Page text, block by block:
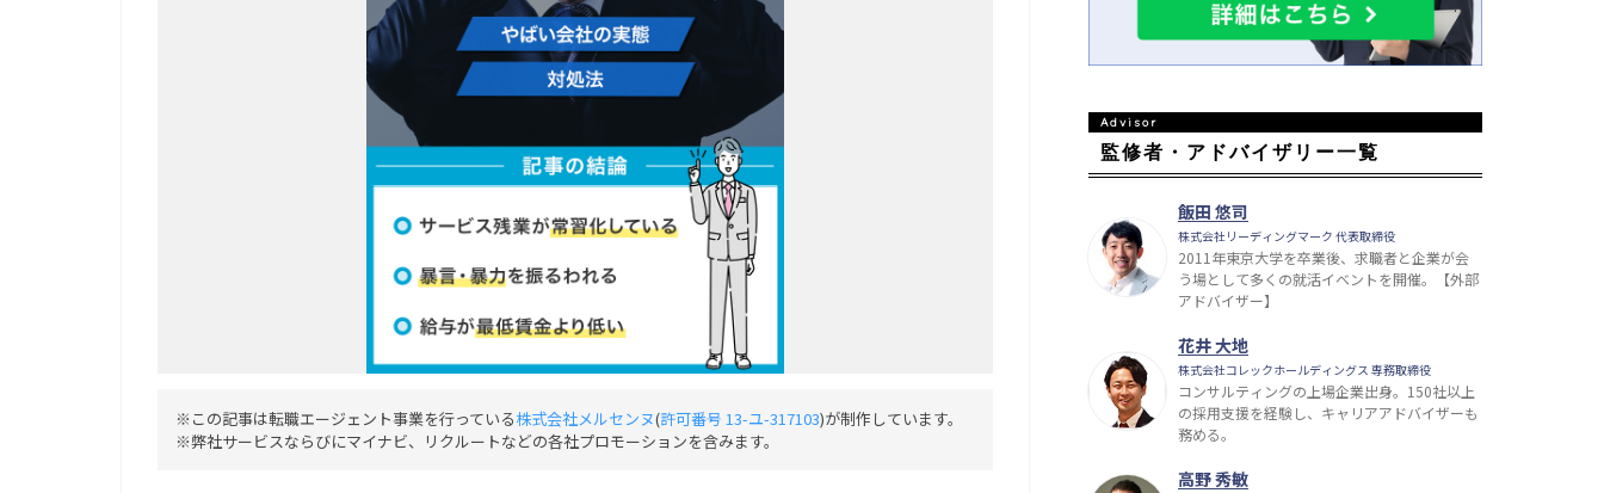
※この記事は転職エージェント事業を行っている株式会社メルセンヌ(許可番号 13-ユ-317103)が制作しています。
※弊社サービスならびにマイナビ、リクルートなどの各社プロモーションを含みます。
監修者・アドバイザリー一覧
飯田 悠司
株式会社リーディングマーク 代表取締役
2011年東京大学を卒業後、求職者と企業が会
う場として多くの就活イベントを開催。【外部
アドバイザー】
花井 大地
株式会社コレックホールディングス 専務取締役
コンサルティングの上場企業出身。150社以上
の採用支援を経験し、キャリアアドバイザーも
務める。
高野 秀敏